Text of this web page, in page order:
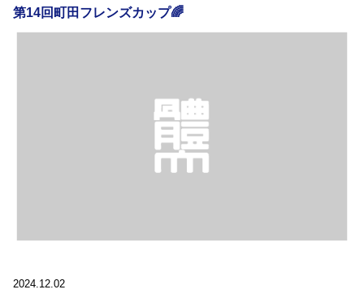
第14回町田フレンズカップ🌈
2024.12.02